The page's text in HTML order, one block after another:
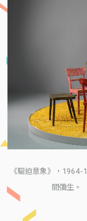
《驅迫意象》，
間彌生。